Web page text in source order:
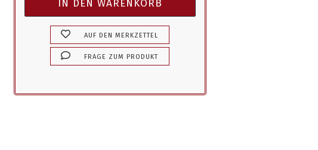
AUF DEN MERKZETTEL
FRAGE ZUM PRODUKT